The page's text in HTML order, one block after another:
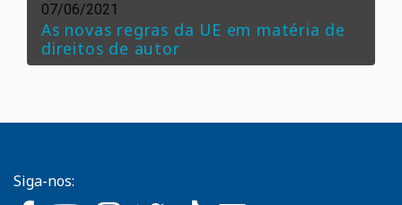
07/06/2021
As novas regras da UE em matéria de
direitos de autor
Siga-nos: